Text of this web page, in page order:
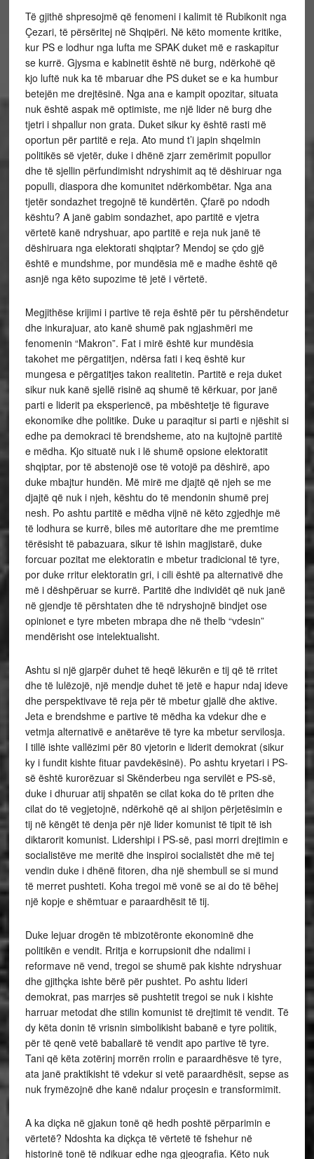
Të gjithë shpresojmë që fenomeni i kalimit të Rubikonit nga
Çezari, të përsëritej në Shqipëri. Në këto momente kritike,
kur PS e lodhur nga lufta me SPAK duket më e raskapitur
se kurrë. Gjysma e kabinetit është në burg, ndërkohë që
kjo luftë nuk ka të mbaruar dhe PS duket se e ka humbur
betejën me drejtësinë. Nga ana e kampit opozitar, situata
nuk është aspak më optimiste, me një lider në burg dhe
tjetri i shpallur non grata. Duket sikur ky është rasti më
oportun për partitë e reja. Ato mund t’i japin shqelmin
politikës së vjetër, duke i dhënë zjarr zemërimit popullor
dhe të sjellin përfundimisht ndryshimit aq të dëshiruar nga
populli, diaspora dhe komunitet ndërkombëtar. Nga ana
tjetër sondazhet tregojnë të kundërtën. Çfarë po ndodh
kështu? A janë gabim sondazhet, apo partitë e vjetra
vërtetë kanë ndryshuar, apo partitë e reja nuk janë të
dëshiruara nga elektorati shqiptar? Mendoj se çdo gjë
është e mundshme, por mundësia më e madhe është që
asnjë nga këto supozime të jetë i vërtetë.
Megjithëse krijimi i partive të reja është për tu përshëndetur
dhe inkurajuar, ato kanë shumë pak ngjashmëri me
fenomenin “Makron”. Fat i mirë është kur mundësia
takohet me përgatitjen, ndërsa fati i keq është kur
mungesa e përgatitjes takon realitetin. Partitë e reja duket
sikur nuk kanë sjellë risinë aq shumë të kërkuar, por janë
parti e liderit pa eksperiencë, pa mbështetje të figurave
ekonomike dhe politike. Duke u paraqitur si parti e njëshit si
edhe pa demokraci të brendsheme, ato na kujtojnë partitë
e mëdha. Kjo situatë nuk i lë shumë opsione elektoratit
shqiptar, por të abstenojë ose të votojë pa dëshirë, apo
duke mbajtur hundën. Më mirë me djajtë që njeh se me
djajtë që nuk i njeh, kështu do të mendonin shumë prej
nesh. Po ashtu partitë e mëdha vijnë në këto zgjedhje më
të lodhura se kurrë, biles më autoritare dhe me premtime
tërësisht të pabazuara, sikur të ishin magjistarë, duke
forcuar pozitat me elektoratin e mbetur tradicional të tyre,
por duke rritur elektoratin gri, i cili është pa alternativë dhe
më i dëshpëruar se kurrë. Partitë dhe individët që nuk janë
në gjendje të përshtaten dhe të ndryshojnë bindjet ose
opinionet e tyre mbeten mbrapa dhe në thelb “vdesin”
mendërisht ose intelektualisht.
Ashtu si një gjarpër duhet të heqë lëkurën e tij që të rritet
dhe të lulëzojë, një mendje duhet të jetë e hapur ndaj ideve
dhe perspektivave të reja për të mbetur gjallë dhe aktive.
Jeta e brendshme e partive të mëdha ka vdekur dhe e
vetmja alternativë e anëtarëve të tyre ka mbetur servilosja.
I tillë ishte vallëzimi për 80 vjetorin e liderit demokrat (sikur
ky i fundit kishte fituar pavdekësinë). Po ashtu kryetari i PS-
së është kurorëzuar si Skënderbeu nga servilët e PS-së,
duke i dhuruar atij shpatën se cilat koka do të priten dhe
cilat do të vegjetojnë, ndërkohë që ai shijon përjetësimin e
tij në këngët të denja për një lider komunist të tipit të ish
diktarorit komunist. Lidershipi i PS-së, pasi morri drejtimin e
socialistëve me meritë dhe inspiroi socialistët dhe më tej
vendin duke i dhënë fitoren, dha një shembull se si mund
të merret pushteti. Koha tregoi më vonë se ai do të bëhej
një kopje e shëmtuar e paraardhësit të tij.
Duke lejuar drogën të mbizotëronte ekonominë dhe
politikën e vendit. Rritja e korrupsionit dhe ndalimi i
reformave në vend, tregoi se shumë pak kishte ndryshuar
dhe gjithçka ishte bërë për pushtet. Po ashtu lideri
demokrat, pas marrjes së pushtetit tregoi se nuk i kishte
harruar metodat dhe stilin komunist të drejtimit të vendit. Të
dy këta donin të vrisnin simbolikisht babanë e tyre politik,
për të qenë vetë baballarë të vendit apo partive të tyre.
Tani që këta zotërinj morrën rrolin e paraardhësve të tyre,
ata janë praktikisht të vdekur si vetë paraardhësit, sepse as
nuk frymëzojnë dhe kanë ndalur proçesin e transformimit.
A ka diçka në gjakun tonë që hedh poshtë përparimin e
vërtetë? Ndoshta ka diçkça të vërtetë të fshehur në
historinë tonë të ndikuar edhe nga gjeografia. Këto nuk